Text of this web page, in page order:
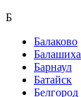
Б
Балаково
Балашиха
Барнаул
Батайск
Белгород